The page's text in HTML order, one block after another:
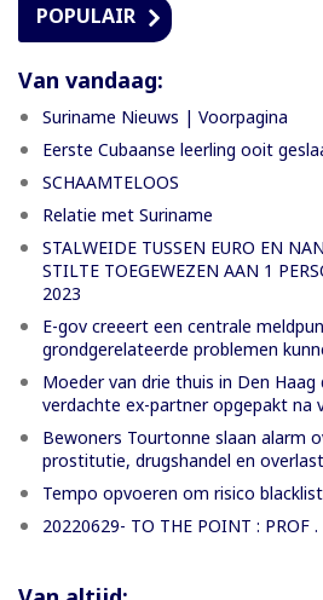
POPULAIR
Van vandaag:
Suriname Nieuws | Voorpagina
Eerste Cubaanse leerling ooit
SCHAAMTELOOS
Relatie met Suriname
STALWEIDE TUSSEN EURO EN
STILTE TOEGEWEZEN AAN 1
2023
E-gov creeert een centrale
grondgerelateerde problemen
Moeder van drie thuis in Den
verdachte ex-partner opgepakt na
Bewoners Tourtonne slaan alarm
prostitutie, drugshandel en
Tempo opvoeren om risico
20220629- TO THE POINT : PROF .